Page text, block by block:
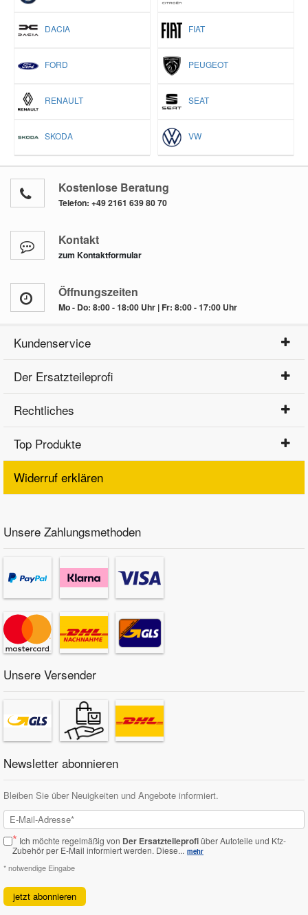
DACIA FIAT
FORD PEUGEOT
RENAULT SEAT
SKODA VW
Kostenlose Beratung
Telefon: +49 2161 639 80 70
Kontakt
zum Kontaktformular
Öffnungszeiten
Mo - Do: 8:00 - 18:00 Uhr | Fr: 8:00 - 17:00 Uhr
Kundenservice
Der Ersatzteileprofi
Rechtliches
Top Produkte
Widerruf erklären
Unsere Zahlungsmethoden
Unsere Versender
Newsletter abonnieren
Bleiben Sie über Neuigkeiten und Angebote informiert.
* Ich möchte regelmäßig von Der Ersatzteileprofiüber Autoteile und Kfz-
Zubehör per E-Mail informiert werden. Diese... mehr
* notwendige Eingabe
jetzt abonnieren